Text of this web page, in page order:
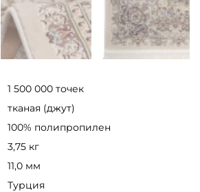
1 500 000 точек
тканая (джут)
100% полипропилен
3,75 кг
11,0 мм
Турция